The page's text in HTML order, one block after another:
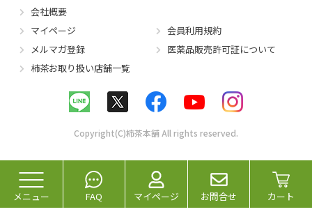
メニュー FAQ マイページ お問合せ カート
会社概要
マイページ
会員利用規約
メルマガ登録
医薬品販売許可証について
柿茶お取り扱い店舗一覧
Copyright(C)柿茶本舗 All rights reserved.